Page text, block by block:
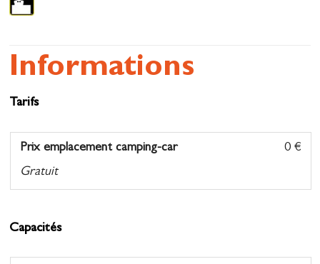
Informations
Tarifs
Prix emplacement camping-car
0 €
Gratuit
Capacités